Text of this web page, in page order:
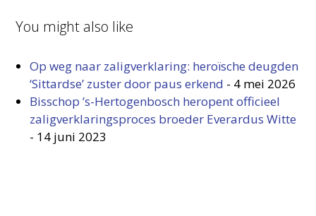
You might also like
Op weg naar zaligverklaring: heroïsche deugden
‘Sittardse’ zuster door paus erkend - 4 mei 2026
Bisschop ’s-Hertogenbosch heropent officieel
zaligverklaringsproces broeder Everardus Witte
- 14 juni 2023